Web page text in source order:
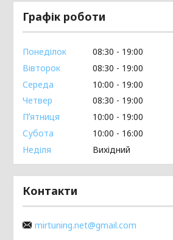
Графік роботи
Понеділок 08:30
19:00
Вівторок
08:30
19:00
Середа
10:00
19:00
Четвер
08:30
19:00
Пʼятниця
10:00
19:00
Субота
10:00
16:00
Неділя
Вихідний
Контакти
mirtuning.net@gmail.com